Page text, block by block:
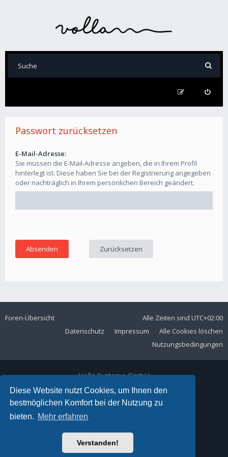
Diese Website nutzt Cookies, um Ihnen den
bestmöglichen Komfort bei der Nutzung zu
bieten. Mehr erfahren
Verstanden!
Passwort zurücksetzen
E-Mail-Adresse:
Sie müssen die E-Mail-Adresse angeben, die in Ihrem Profil
hinterlegt ist. Diese haben Sie bei der Registrierung angegeben
oder nachträglich in Ihrem persönlichen Bereich geändert.
Foren-Übersicht Alle Zeiten sind UTC+02:00
Alle Cookies löschen
Impressum
Datenschutz
Nutzungsbedingungen
Volla Systeme GmbH
Kölner Straße 102
42897 Remscheid
Telefon:+49 2191 59897 61
E-Mail:
Ariki Theme by